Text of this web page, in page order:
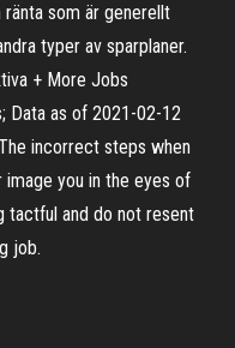
ränta som är generellt
typer av sparplaner.
+ More Jobs
Data as of 2021-02-12
incorrect steps when
you in the eyes of
tactful and do not resent
job.